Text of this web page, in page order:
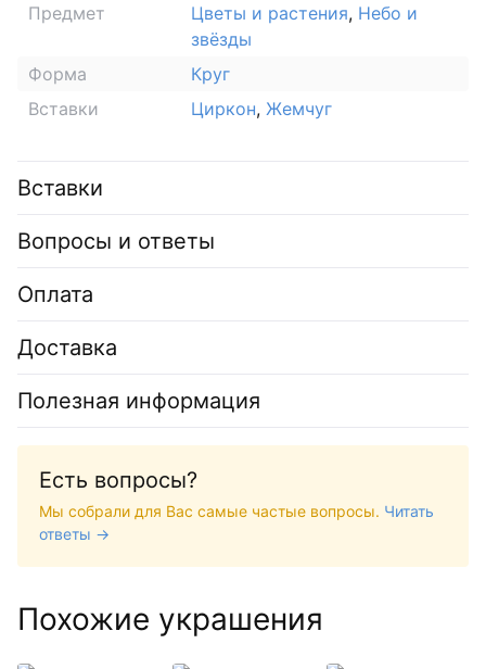
Предмет
Цветы и растения, Небо и
звёзды
Форма
Круг
Вставки
Циркон, Жемчуг
Вставки
Вопросы и ответы
Оплата
Доставка
Полезная информация
Есть вопросы?
Мы собрали для Вас самые частые вопросы. Читать
ответы →
Похожие украшения